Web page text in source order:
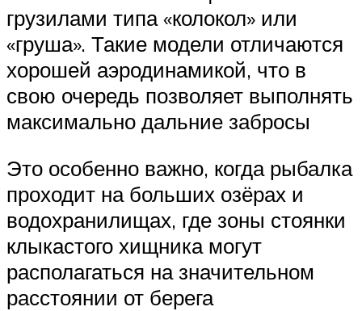
грузилами типа «колокол» или
«груша». Такие модели отличаются
хорошей аэродинамикой, что в
свою очередь позволяет выполнять
максимально дальние забросы
Это особенно важно, когда рыбалка
проходит на больших озёрах и
водохранилищах, где зоны стоянки
клыкастого хищника могут
располагаться на значительном
расстоянии от берега